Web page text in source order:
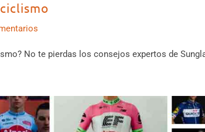
No te pierdas los consejos expertos de